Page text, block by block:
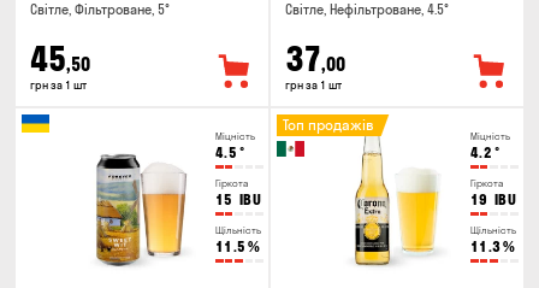
Світле, Фільтроване, 5°
45,50
грн за 1 шт
Світле, Нефільтроване, 4.5°
37,00
грн за 1 шт
Міцність
4.5 °
Гіркота
15 IBU
Щільність
11.5 %
Міцність
4.2 °
Гіркота
19 IBU
Щільність
11.3%
Топ продажів